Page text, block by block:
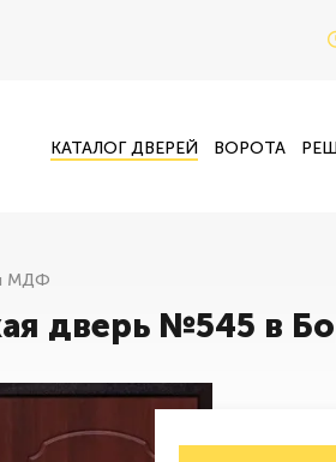
КАТАЛОГ ДВЕРЕЙ ВОРОТА
дверь №545 в
МДФ